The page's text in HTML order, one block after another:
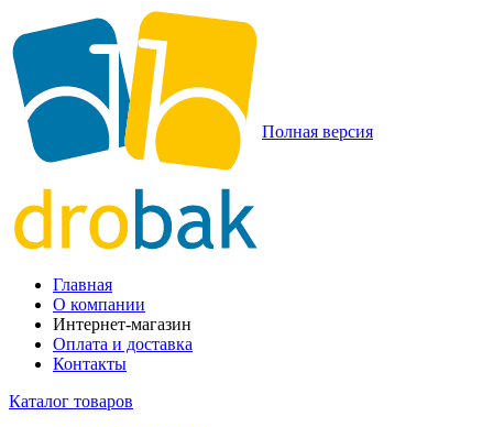
Полная версия
Главная
О компании
Интернет-магазин
Оплата и доставка
Контакты
Каталог товаров